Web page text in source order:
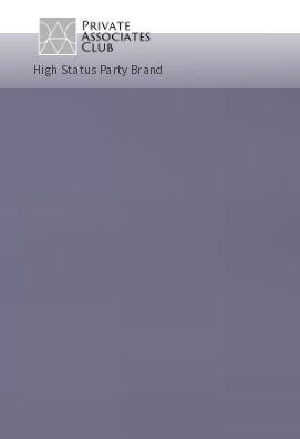
High Status Party Brand